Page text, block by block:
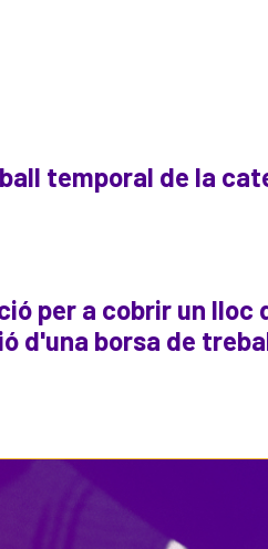
temporal de la
per a cobrir un lloc
d'una borsa de